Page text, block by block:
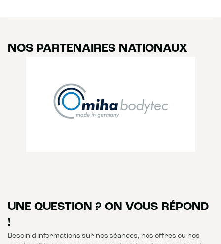
NOS PARTENAIRES NATIONAUX
UNE QUESTION ? ON VOUS RÉPOND
!
Besoin d’informations sur nos séances, nos offres ou nos